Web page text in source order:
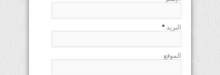
البريد *
الموقع